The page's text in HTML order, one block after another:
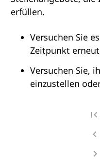
erfüllen.
Versuchen Sie
Zeitpunkt
Versuchen Sie,
einzustellen